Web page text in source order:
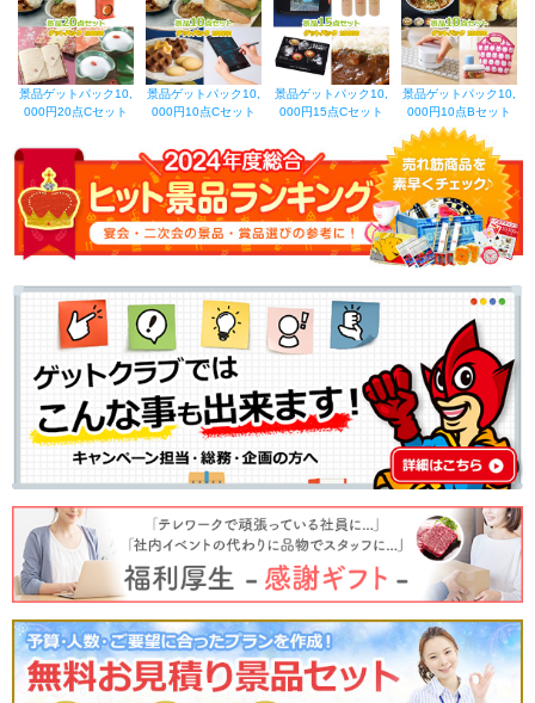
｜ 2023年08月31日 yuya7869
どの商品をあげても「ちょうど欲しかった！」の声があり、買って良かったで
｜ 2023年03月10日 購入者
配送が速くて助かります。
包装がきれいにされていて、すぐにはがせるシールで中身がわかるようになっ
ていて便利です。
色々な種類の景品が組み合わされているので楽しめます。
景品ゲットパック10,
000円20点Cセット
景品ゲットパック10,
000円10点Cセット
景品ゲットパック10,
000円15点Cセット
景品ゲットパック10,
000円10点Bセット